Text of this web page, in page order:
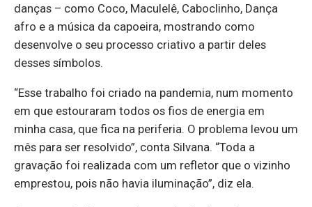
danças – como Coco, Maculelê, Caboclinho, Dança
afro e a música da capoeira, mostrando como
desenvolve o seu processo criativo a partir deles
desses símbolos.
“Esse trabalho foi criado na pandemia, num momento
em que estouraram todos os fios de energia em
minha casa, que fica na periferia. O problema levou um
mês para ser resolvido”, conta Silvana. “Toda a
gravação foi realizada com um refletor que o vizinho
emprestou, pois não havia iluminação”, diz ela.